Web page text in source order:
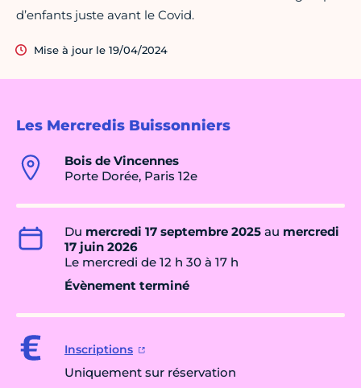
Les Mercredis Buissonniers
Bois de Vincennes
Porte Dorée, Paris 12e
Du mercredi 17 septembre 2025 au mercredi
17 juin 2026
Le mercredi de 12 h 30 à 17 h
Évènement terminé
Inscriptions
Uniquement sur réservation
d’enfants juste avant le Covid.
Mise à jour le 19/04/2024